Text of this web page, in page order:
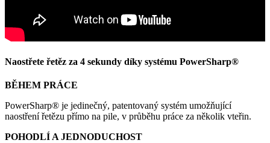
Naostřete řetěz za 4 sekundy díky systému PowerSharp®
BĚHEM PRÁCE
PowerSharp® je jedinečný, patentovaný systém umožňující
naostření řetězu přímo na pile, v průběhu práce za několik vteřin.
POHODLÍ A JEDNODUCHOST